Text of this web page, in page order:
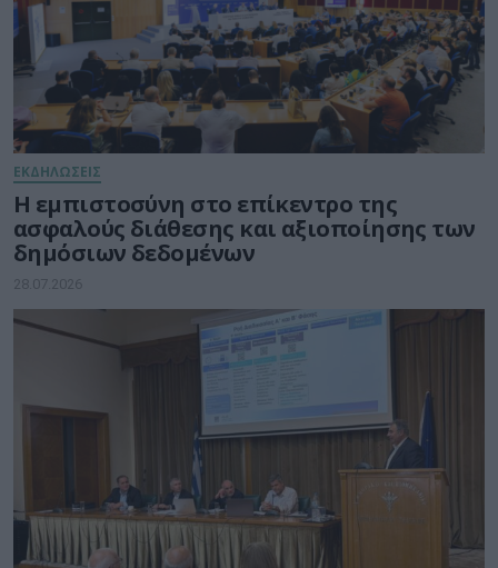
ΕΚΔΗΛΩΣΕΙΣ
Η εμπιστοσύνη στο επίκεντρο της
ασφαλούς διάθεσης και αξιοποίησης των
δημόσιων δεδομένων
28.07.2026